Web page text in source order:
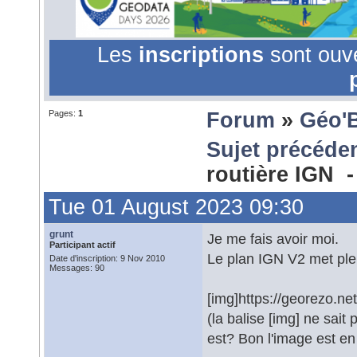
Les inscriptions sont
Pages: 1 Forum »
Sujet
routière IGN
Tue 01 August 2023 09:30
grunt
Participant actif
Date d'inscription: 9 Nov 2010
Messages: 90
Je me fais avoir moi.
Le plan IGN V2 met
[img]https://
(la balise [img] ne sait
est? Bon l'image est